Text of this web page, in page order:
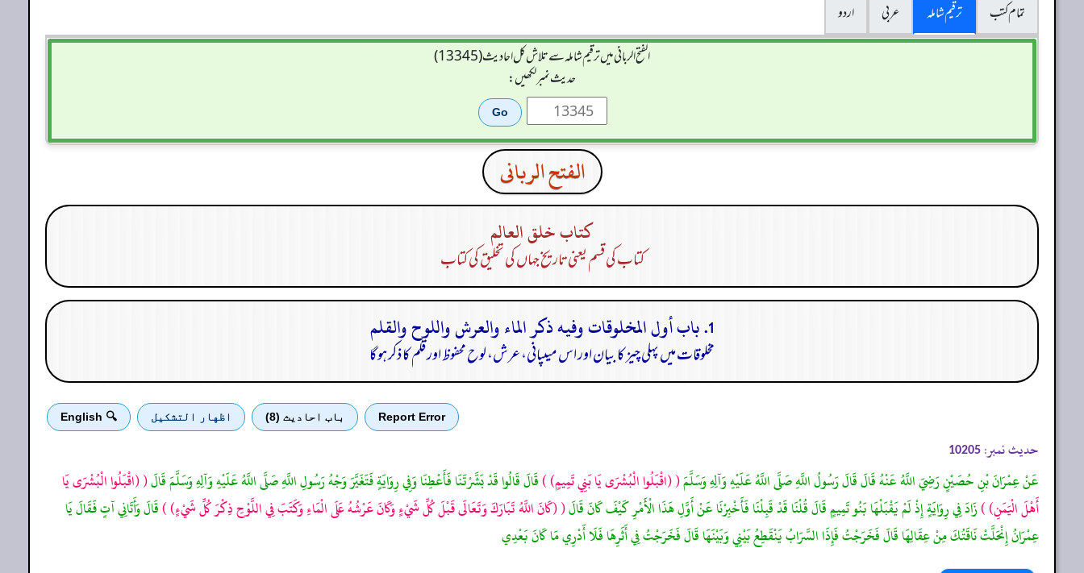
تمام کتب
ترقیم شاملہ عربی
اردو
الفتح الربانی میں ترقیم شاملہ سے تلاش کل احادیث (13345)
حدیث نمبر لکھیں:
الفتح الربانی
كتاب خلق العالم
کتاب کی قسم یعنی تاریخ جہاں کی تخلیق کی کتاب
1. باب أول المخلوقات وفيه ذكر الماء والعرش واللوح والقلم
مخلوقات میں پہلی چیز کا بیان اور اس میںپانی، عرش، لوح محفوظ اور قلم کا ذکر ہو گا
Report Error باب احادیث (8) اظهار التشكيل 🔍 English
حدیث نمبر: 10205
عَنْ عِمْرَانَ بْنِ حُصَيْنٍ رَضِيَ اللَّهُ عَنْهُ قَالَ قَالَ رَسُولُ اللَّهِ صَلَّى اللَّهُ عَلَيْهِ وَآلِهِ وَسَلَّمَ((اقْبَلُوا الْبُشْرَى يَا بَنِي تَمِيمٍ))قَالَ قَالُوا قَدْ بَشَّرْتَنَا فَأَعْطِنَا وَفِي رِوَايَةٍ فَتَغَيَّرَ وَجْهُ رَسُولِ اللَّهِ صَلَّى اللَّهُ عَلَيْهِ وَآلِهِ وَسَلَّمَ قَالَ((اقْبَلُوا الْبُشْرَى يَا
أَهْلَ الْيَمَنِ))زَادَ فِي رِوَايَةٍ إِذْ لَمْ يَقْبَلْهَا بَنُو تَمِيمٍ قَالَ قُلْنَا قَدْ قَبِلْنَا فَأَخْبِرْنَا عَنْ أَوَّلِ هَذَا الْأَمْرِ كَيْفَ كَانَ قَالَ((كَانَ اللَّهُ تَبَارَكَ وَتَعَالَى قَبْلَ كُلِّ شَيْءٍ وَكَانَ عَرْشُهُ عَلَى الْمَاءِ وَكَتَبَ فِي اللَّوْحِ ذِكْرَ كُلِّ شَيْءٍ))قَالَ وَأَتَانِي آتٍ فَقَالَ يَا
عِمْرَانُ إِنْحَلَّتْ نَاقَتُكَ مِنْ عِقَالِهَا قَالَ فَخَرَجْتُ فَإِذَا السَّرَابُ يَنْقَطِعُ بَيْنِي وَبَيْنَهَا قَالَ فَخَرَجْتُ فِي أَثَرِهَا فَلَا أَدْرِي مَا كَانَ بَعْدِي